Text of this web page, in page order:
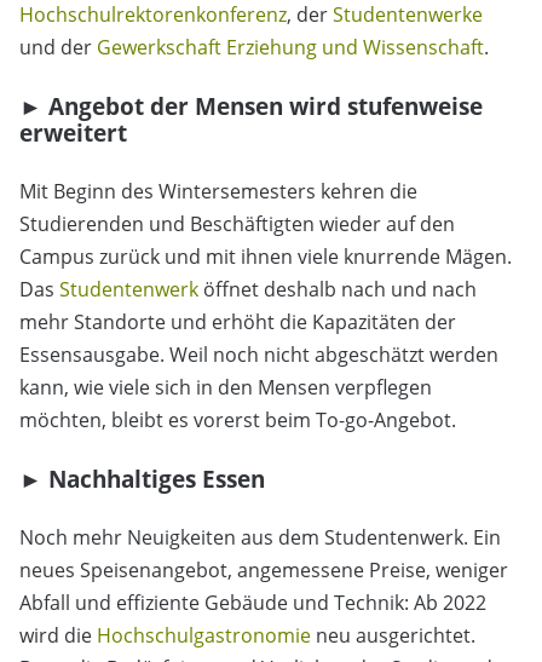
Hochschulrektorenkonferenz, derStudentenwerke
und der Gewerkschaft Erziehung und Wissenschaft.
► Angebot der Mensen wird stufenweise
erweitert
Mit Beginn des Wintersemesters kehren die
Studierenden und Beschäftigten wieder auf den
Campus zurück und mit ihnen viele knurrende Mägen.
Das Studentenwerk öffnet deshalb nach und nach
mehr Standorte und erhöht die Kapazitäten der
Essensausgabe. Weil noch nicht abgeschätzt werden
kann, wie viele sich in den Mensen verpflegen
möchten, bleibt es vorerst beim To-go-Angebot.
► Nachhaltiges Essen
Noch mehr Neuigkeiten aus dem Studentenwerk. Ein
neues Speisenangebot, angemessene Preise, weniger
Abfall und effiziente Gebäude und Technik: Ab 2022
wird die Hochschulgastronomie neu ausgerichtet.